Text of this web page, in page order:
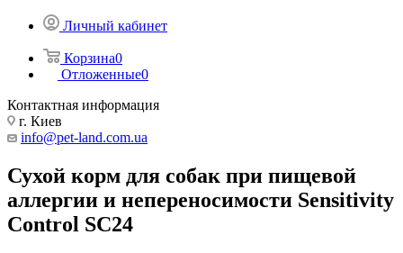
Личный кабинет
Корзина0
Отложенные0
Контактная информация
г. Киев
info@pet-land.com.ua
Сухой корм для собак при пищевой
аллергии и непереносимости Sensitivity
Control SC24